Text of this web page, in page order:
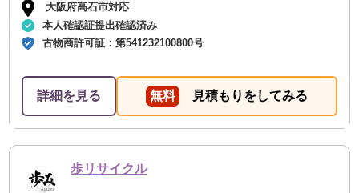
大阪府高石市対応
本人確認証提出確認済み
古物商許可証：第541232100800号
詳細を見る 無料 見積もりをしてみる
歩リサイクル